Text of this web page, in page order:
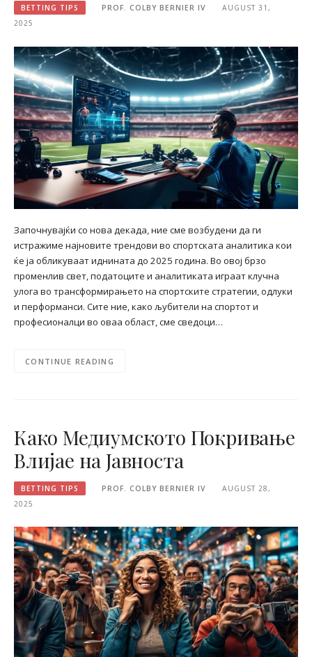
BETTING TIPS PROF. COLBY BERNIER IV
AUGUST 31,
2025
Започнувајќи со нова декада, ние сме возбудени да ги
истражиме најновите трендови во спортската аналитика кои
ќе ја обликуваат иднината до 2025 година. Во овој брзо
променлив свет, податоците и аналитиката играат клучна
улога во трансформирањето на спортските стратегии, одлуки
и перформанси. Сите ние, како љубители на спортот и
професионалци во оваа област, сме сведоци…
CONTINUE READING
Како Медиумското Покривање
Влијае на Јавноста
BETTING TIPS PROF. COLBY BERNIER IV
AUGUST 28,
2025